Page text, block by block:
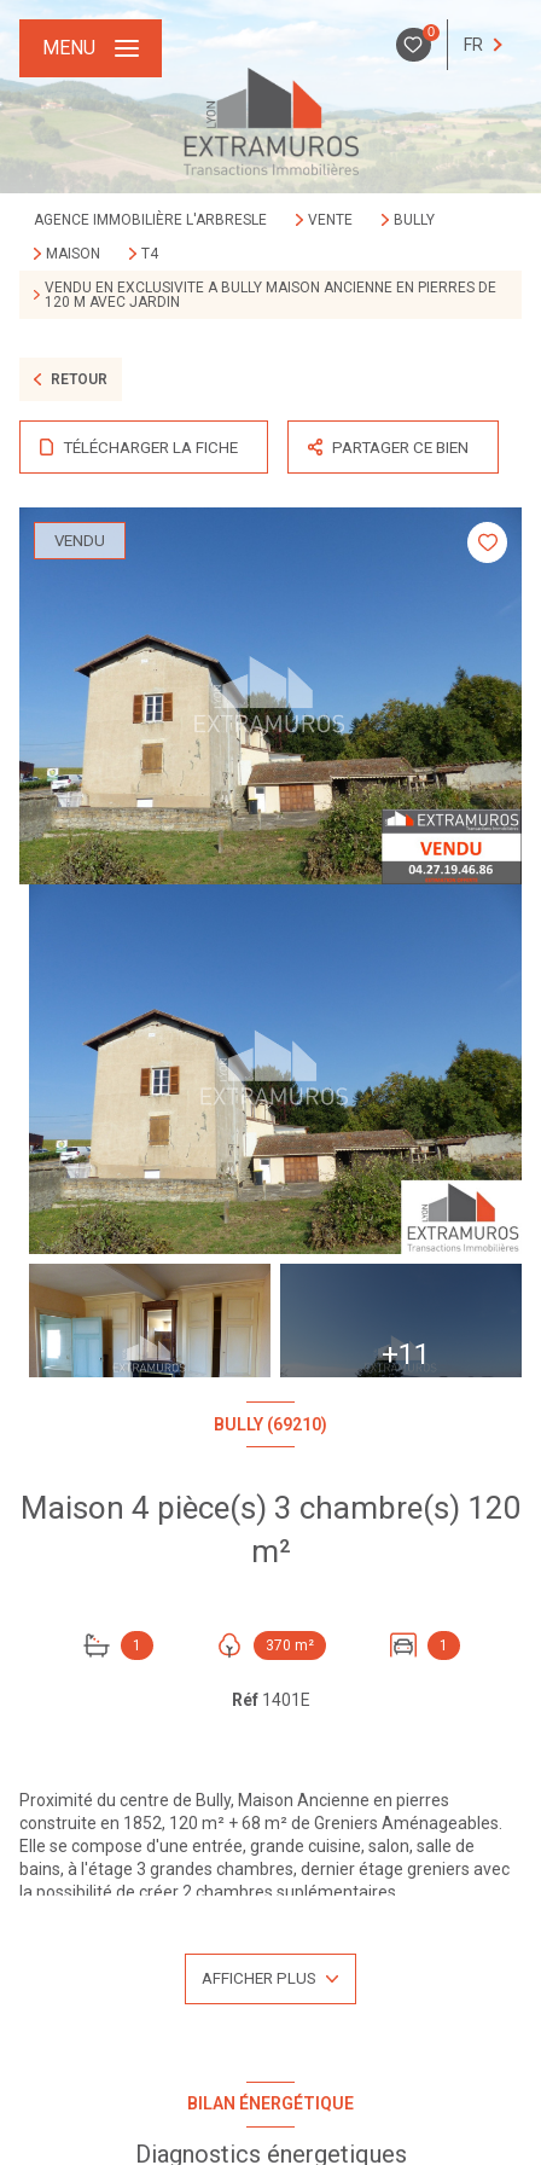
0
FR
MENU
AGENCE IMMOBILIÈRE L'ARBRESLE VENTE
BULLY
MAISON
T4
VENDU EN EXCLUSIVITE A BULLY MAISON ANCIENNE EN PIERRES DE
120 M AVEC JARDIN
RETOUR
TÉLÉCHARGER LA FICHE PARTAGER CE BIEN
VENDU
+11
BULLY (69210)
Maison 4 pièce(s) 3 chambre(s) 120
m²
1 370 m² 1
Réf 1401E
Proximité du centre de Bully, Maison Ancienne en pierres
construite en 1852, 120 m² + 68 m² de Greniers Aménageables.
Elle se compose d'une entrée, grande cuisine, salon, salle de
bains, à l'étage 3 grandes chambres, dernier étage greniers avec
la possibilité de créer 2 chambres suplémentaires..
Terrain attenant de 370 m² environ. Gros Oeuvres en bon état,
chauffage central au gaz, tout à l'égout.
Prévoir travaux raffraichissements Ecoles primaires, commerces,
contacter au 04.27.19.46.86, LYON EXTRAMUROS votre agence au
Visites possibles du lundi au samedi. Retrouvez l'ensemble de nos
AFFICHER PLUS
BILAN ÉNERGÉTIQUE
Diagnostics énergetiques